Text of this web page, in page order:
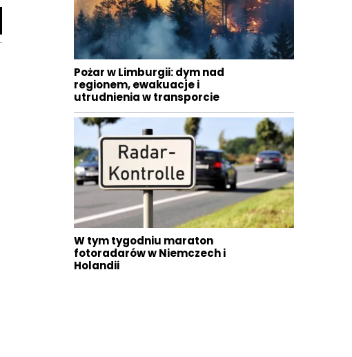
Pożar w Limburgii: dym nad
regionem, ewakuacje i
utrudnienia w transporcie
W tym tygodniu maraton
fotoradarów w Niemczech i
Holandii